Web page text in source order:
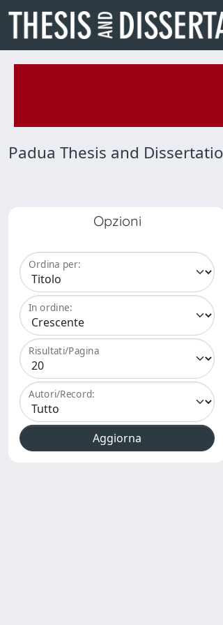
Padua Thesis and
Opzioni
Ordina per:
In ordine:
Risultati/Pagina
Autori/Record: